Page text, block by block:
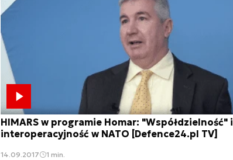
HIMARS w programie Homar: "Współdzielność" i
interoperacyjność w NATO [Defence24.pl TV]
14.09.2017 1 min.